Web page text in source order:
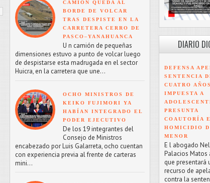
CAMIÓN QUEDA AL
BORDE DE VOLCAR
TRAS DESPISTE EN LA
CARRETERA CERRO DE
PASCO–YANAHUANCA
U n camión de pequeñas
dimensiones estuvo a punto de volcar luego
de despistarse esta madrugada en el sector
Huicra, en la carretera que une...
OCHO MINISTROS DE
KEIKO FUJIMORI YA
HABÍAN INTEGRADO EL
PODER EJECUTIVO
De los 19 integrantes del
Consejo de Ministros
encabezado por Luis Galarreta, ocho cuentan
con experiencia previa al frente de carteras
mini...
DIARIO
DEFENSA
SENTENCIA
CUATRO AÑOS
IMPUESTA A
PRESUNTA
COAUTORÍA
HOMICIDIO
MENOR
E l abogado
Palacios Matos
que presentará
recurso de
contra la